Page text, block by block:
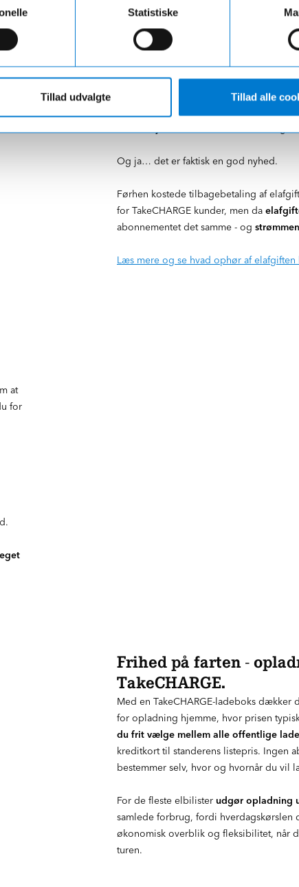
Statistiske
Tillad udvalgte Tillad alle
TakeCHARGE efter
får du ikke
Og ja… det er faktisk en god nyhed.
Førhen kostede tilbagebetaling af
for TakeCHARGE kunder, men da
abonnementet det samme - og
Læs mere og se hvad ophør af
at
for
Frihed på farten -
TakeCHARGE.
Med en TakeCHARGE-ladeboks
for opladning hjemme, hvor prisen
du frit vælge mellem alle offentlige
kreditkort til standerens listepris. Ingen
bestemmer selv, hvor og hvornår du vil
For de fleste elbilister udgør opladning
samlede forbrug, fordi
økonomisk overblik og fleksibilitet, når
turen.